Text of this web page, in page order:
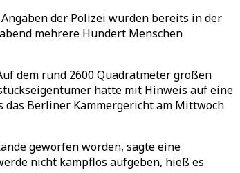
der Polizei wurden bereits in der
mehrere Hundert Menschen
dem rund 2600 Quadratmeter großen
hatte mit Hinweis auf eine
das Berliner Kammergericht am Mittwoch
geworfen worden, sagte eine
nicht kampflos aufgeben, hieß es